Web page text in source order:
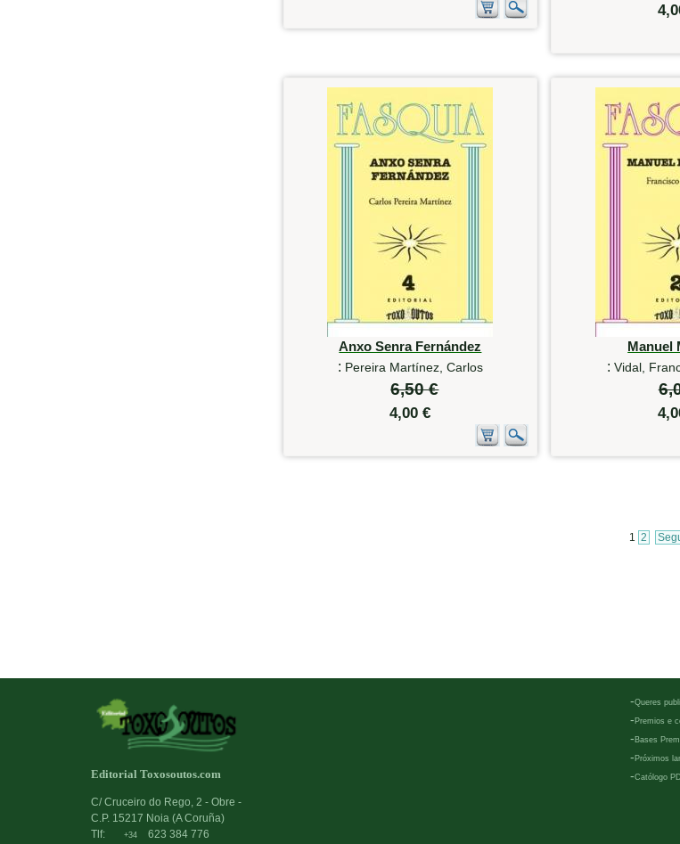
Anxo Senra Fernández
: Pereira Martínez, Carlos
6,50 €
4,00 €
Manuel
: Vidal,
1 2
Editorial Toxosoutos.com
C/ Cruceiro do Rego, 2 - Obre -
C.P. 15217 Noia (A Coruña)
Tlf:
+34 623 384 776
-Queres
- Premios e
- Bases
- Próximos
-Católogo